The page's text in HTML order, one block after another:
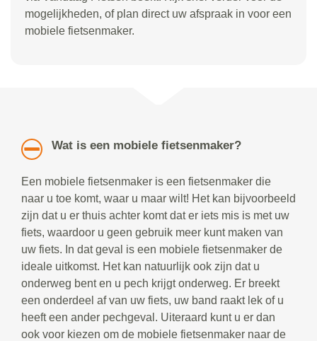
mogelijkheden, of plan direct uw afspraak in voor een
mobiele fietsenmaker.
Wat is een mobiele fietsenmaker?
Een mobiele fietsenmaker is een fietsenmaker die
naar u toe komt, waar u maar wilt! Het kan bijvoorbeeld
zijn dat u er thuis achter komt dat er iets mis is met uw
fiets, waardoor u geen gebruik meer kunt maken van
uw fiets. In dat geval is een mobiele fietsenmaker de
ideale uitkomst. Het kan natuurlijk ook zijn dat u
onderweg bent en u pech krijgt onderweg. Er breekt
een onderdeel af van uw fiets, uw band raakt lek of u
heeft een ander pechgeval. Uiteraard kunt u er dan
ook voor kiezen om de mobiele fietsenmaker naar de